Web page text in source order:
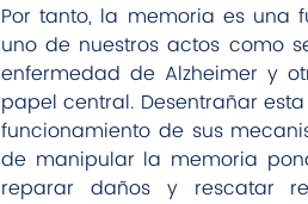
Por tanto, la memoria es
uno de nuestros actos como
enfermedad de Alzheimer y
papel central. Desentrañar
funcionamiento de sus
de manipular la memoria
reparar daños y rescatar